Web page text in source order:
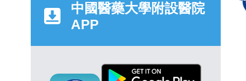
中國醫藥大學附設醫院
APP